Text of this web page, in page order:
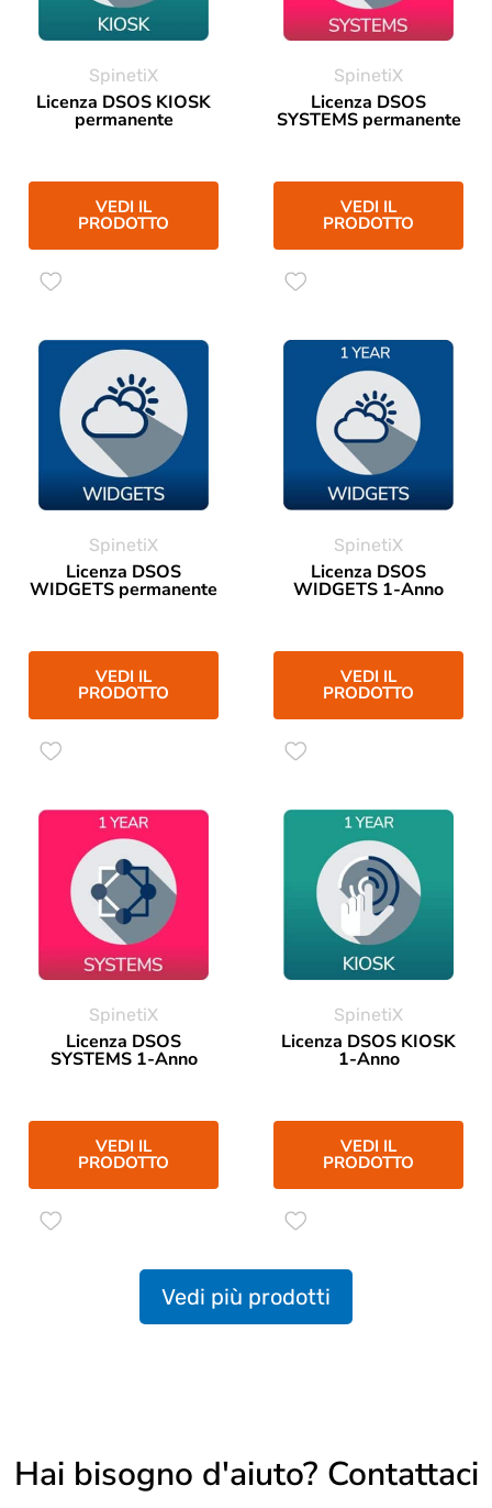
SpinetiX
Licenza DSOS KIOSK
permanente
VEDI IL
PRODOTTO
SpinetiX
Licenza DSOS
SYSTEMS permanente
VEDI IL
PRODOTTO
SpinetiX
Licenza DSOS
WIDGETS permanente
VEDI IL
PRODOTTO
SpinetiX
Licenza DSOS
WIDGETS 1-Anno
VEDI IL
PRODOTTO
SpinetiX
Licenza DSOS
SYSTEMS 1-Anno
VEDI IL
PRODOTTO
SpinetiX
Licenza DSOS KIOSK
1-Anno
VEDI IL
PRODOTTO
Vedi più prodotti
Hai bisogno d'aiuto? Contattaci